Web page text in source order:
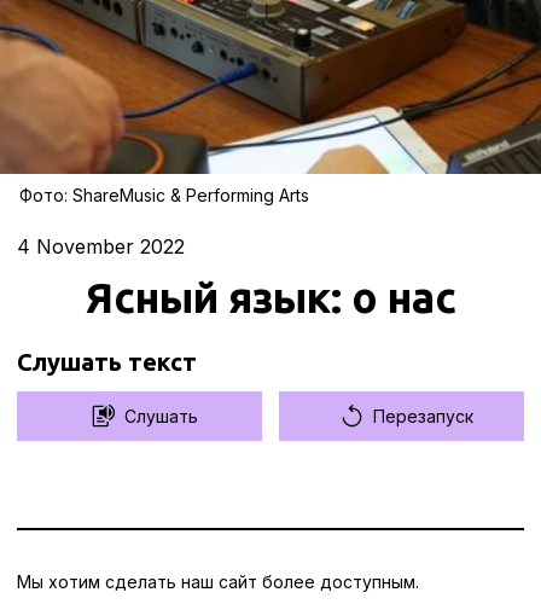
Фото: ShareMusic & Performing Arts
4 November 2022
Ясный язык: о нас
Слушать текст
Слушать Перезапуск
Мы хотим сделать наш сайт более доступным.